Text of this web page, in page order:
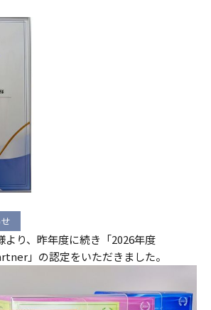
より、昨年度に続き「2026年度
」の認定をいただきました。